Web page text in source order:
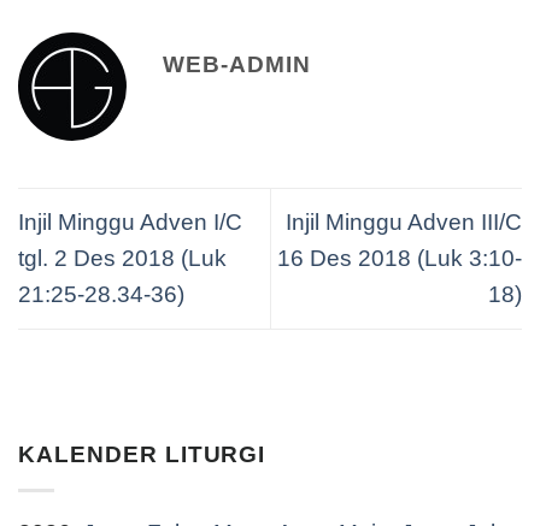
KALENDER LITURGI
WEB-ADMIN
Injil Minggu Adven I/C
tgl. 2 Des 2018 (Luk
21:25-28.34-36)
Injil Minggu Adven III/C
16 Des 2018 (Luk 3:10-
18)